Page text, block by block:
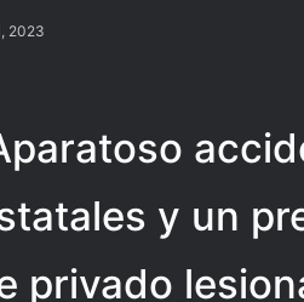
2023
y un
privado